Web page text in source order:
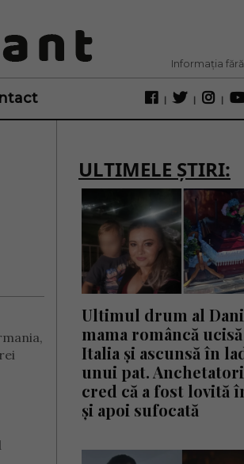
Informația
ULTIMELE ȘTIRI:
Ultimul drum al
mama româncă
Italia și ascunsă în
unui pat.
cred că a fost lovită
și apoi sufocată